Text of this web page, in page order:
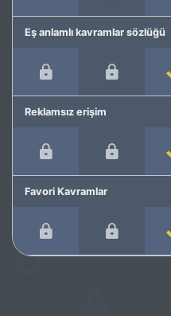
Eş anlamlı kavramlar sözlüğü
Reklamsız erişim
Favori Kavramlar